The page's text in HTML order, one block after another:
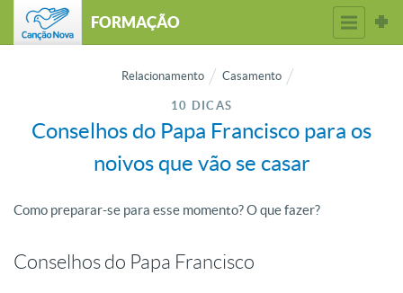
FORMAÇÃO
Relacionamento Casamento
10 DICAS
Conselhos do Papa Francisco para os
noivos que vão se casar
Como preparar-se para esse momento? O que fazer?
Conselhos do Papa Francisco